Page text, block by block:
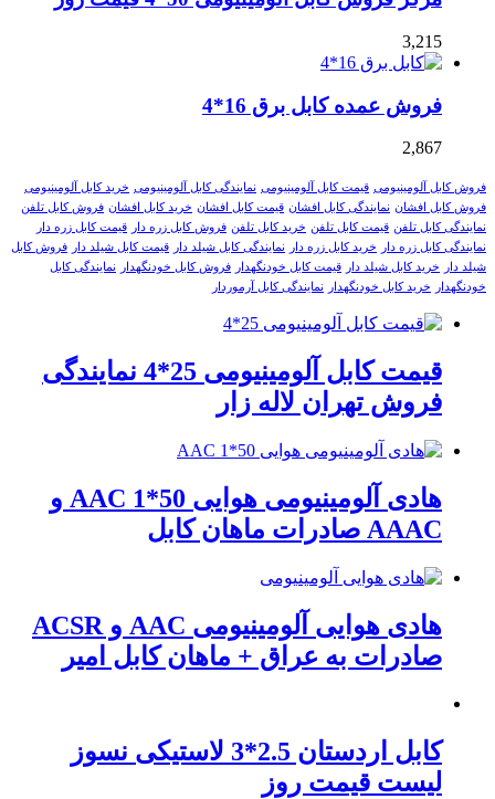
3,215
فروش عمده کابل برق 16*4
2,867
فروش کابل آلومینیومی قیمت کابل آلومینیومی نمایندگی کابل آلومینیومی خرید کابل آلومینیومی
فروش کابل افشان نمایندگی کابل افشان قیمت کابل افشان خرید کابل افشان فروش کابل تلفن
نمایندگی کابل تلفن قیمت کابل تلفن خرید کابل تلفن فروش کابل زره دار
قیمت کابل زره دار
نمایندگی کابل زره دار
خرید کابل زره دار نمایندگی کابل شیلد دار قیمت کابل شیلد دار
فروش کابل
شیلد دار
خرید کابل شیلد دار قیمت کابل خودنگهدار فروش کابل خودنگهدار
نمایندگی کابل
خودنگهدار
خرید کابل خودنگهدار نمایندگی کابل آرموردار
قیمت کابل آلومینیومی 25*4 نمایندگی
فروش تهران لاله زار
هادی آلومینیومی هوایی 50*1 AAC و
AAAC صادرات ماهان کابل
هادی هوایی آلومینیومی AAC و ACSR
صادرات به عراق + ماهان کابل امیر
کابل اردستان 2.5*3 لاستیکی نسوز
لیست قیمت روز